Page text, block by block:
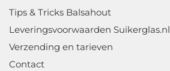
Tips & Tricks Balsahout
Leveringsvoorwaarden Suikerglas.nl
Verzending en tarieven
Contact